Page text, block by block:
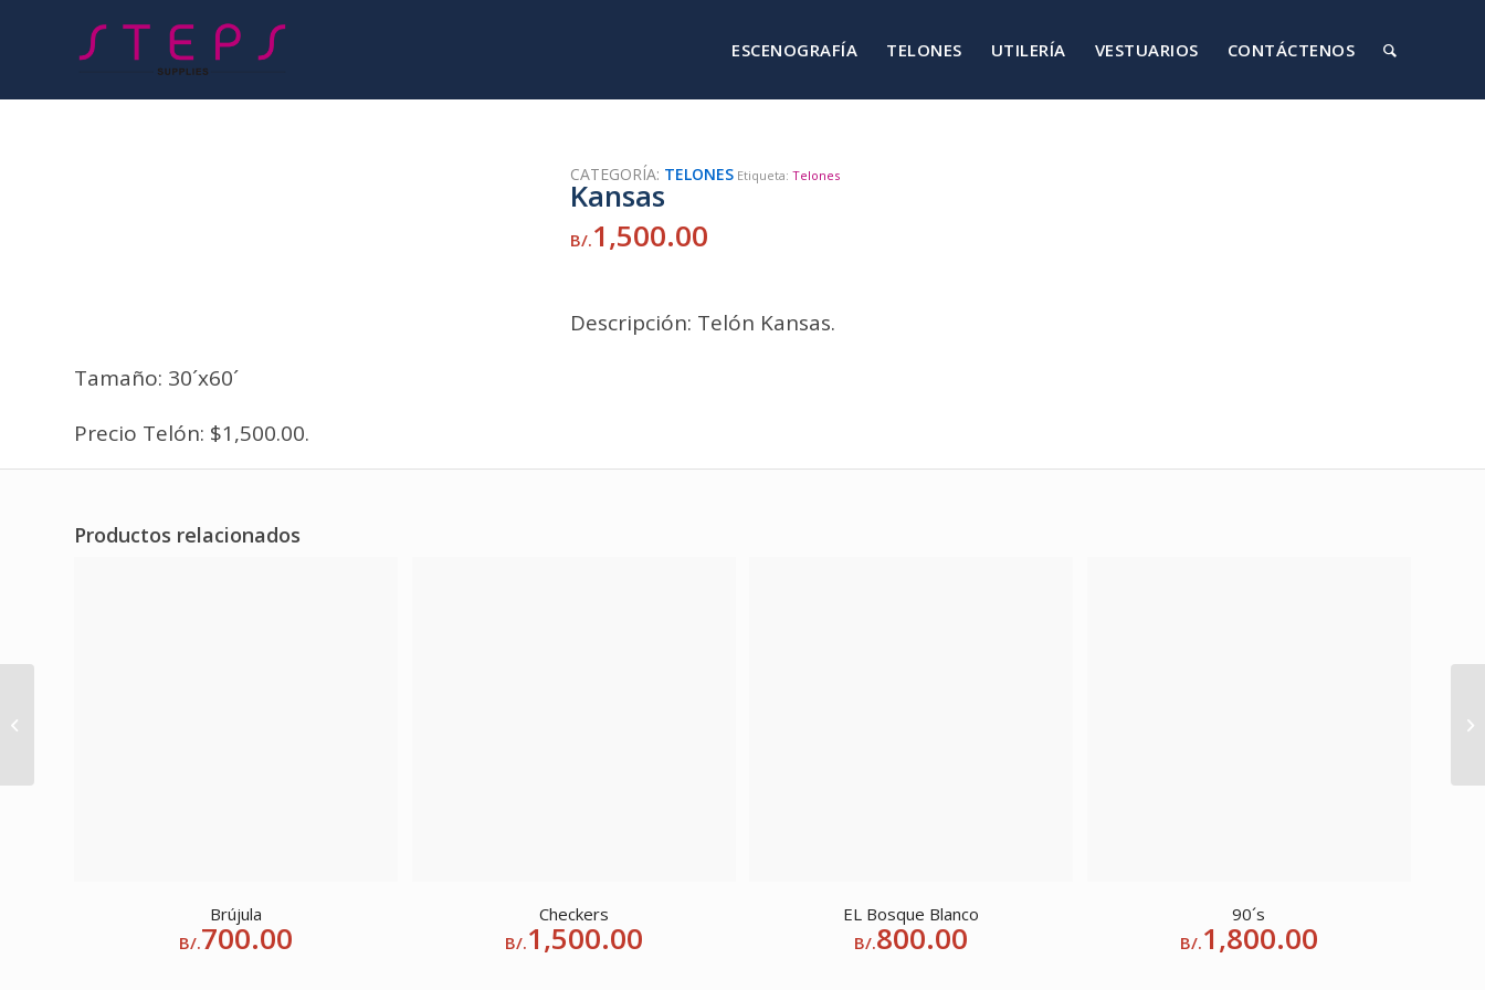
ESCENOGRAFÍA TELONES UTILERÍA VESTUARIOS CONTÁCTENOS
CATEGORÍA: TELONES Etiqueta:Telones
Kansas
B/.1,500.00
Descripción: Telón Kansas.
Tamaño: 30´x60´
Precio Telón: $1,500.00.
Productos relacionados
Brújula
B/.700.00
Checkers
B/.1,500.00
EL Bosque Blanco
B/.800.00
90´s
B/.1,800.00